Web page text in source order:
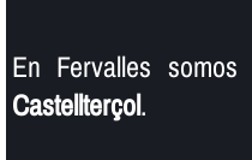
En Fervalles somos
Castellterçol.